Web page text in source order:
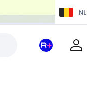
NL
Mijn